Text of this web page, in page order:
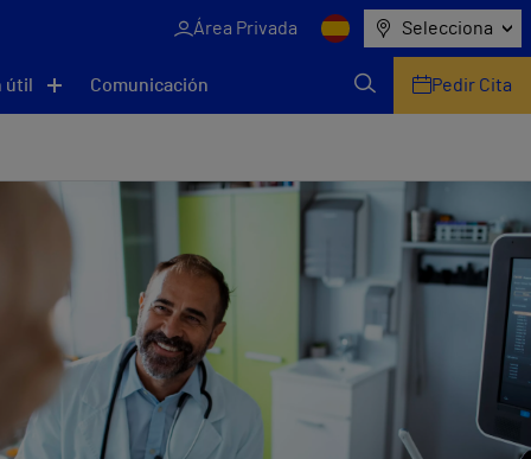
Área Privada Selecciona
útil Comunicación Pedir Cita